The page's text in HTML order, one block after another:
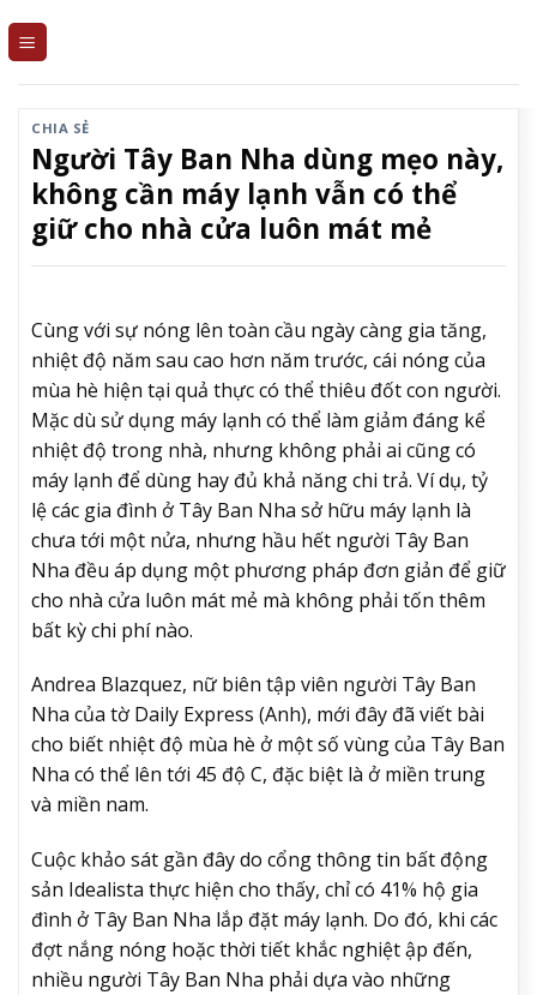
CHIA SẺ
Người Tây Ban Nha dùng mẹo này,
không cần máy lạnh vẫn có thể
giữ cho nhà cửa luôn mát mẻ
Cùng với sự nóng lên toàn cầu ngày càng gia tăng,
nhiệt độ năm sau cao hơn năm trước, cái nóng của
mùa hè hiện tại quả thực có thể thiêu đốt con người.
Mặc dù sử dụng máy lạnh có thể làm giảm đáng kể
nhiệt độ trong nhà, nhưng không phải ai cũng có
máy lạnh để dùng hay đủ khả năng chi trả. Ví dụ, tỷ
lệ các gia đình ở Tây Ban Nha sở hữu máy lạnh là
chưa tới một nửa, nhưng hầu hết người Tây Ban
Nha đều áp dụng một phương pháp đơn giản để giữ
cho nhà cửa luôn mát mẻ mà không phải tốn thêm
bất kỳ chi phí nào.
Andrea Blazquez, nữ biên tập viên người Tây Ban
Nha của tờ Daily Express (Anh), mới đây đã viết bài
cho biết nhiệt độ mùa hè ở một số vùng của Tây Ban
Nha có thể lên tới 45 độ C, đặc biệt là ở miền trung
và miền nam.
Cuộc khảo sát gần đây do cổng thông tin bất động
sản Idealista thực hiện cho thấy, chỉ có 41% hộ gia
đình ở Tây Ban Nha lắp đặt máy lạnh. Do đó, khi các
đợt nắng nóng hoặc thời tiết khắc nghiệt ập đến,
nhiều người Tây Ban Nha phải dựa vào những